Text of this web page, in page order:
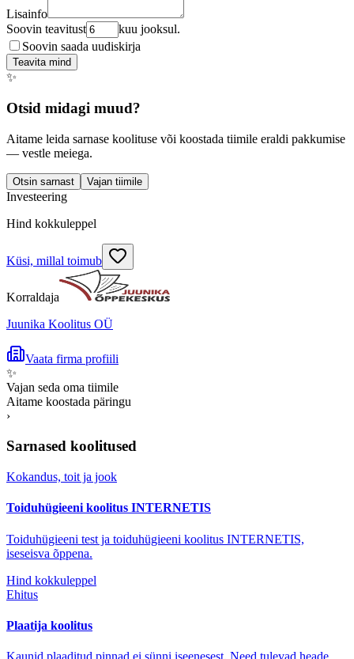
Lisainfo
Soovin teavitust
kuu jooksul.
Soovin saada uudiskirja
Teavita mind
✨
Otsid midagi muud?
Aitame leida sarnase koolituse või koostada tiimile eraldi pakkumise
— vestle meiega.
Otsin sarnast Vajan tiimile
Investeering
Hind kokkuleppel
Küsi, millal toimub
Korraldaja
Juunika Koolitus OÜ
Vaata firma profiili
✨
Vajan seda oma tiimile
Aitame koostada päringu
›
Sarnased koolitused
Kokandus, toit ja jook
Toiduhügieeni koolitus INTERNETIS
Toiduhügieeni test ja toiduhügieeni koolitus INTERNETIS,
iseseisva õppena.
Hind kokkuleppel
Ehitus
Plaatija koolitus